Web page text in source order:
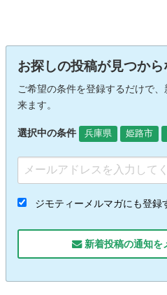
お探しの投稿が見つか
ご希望の条件を登録するだけで
来ます。
選択中の条件 兵庫県 姫路市
ジモティーメルマガにも登録
新着投稿の通知を